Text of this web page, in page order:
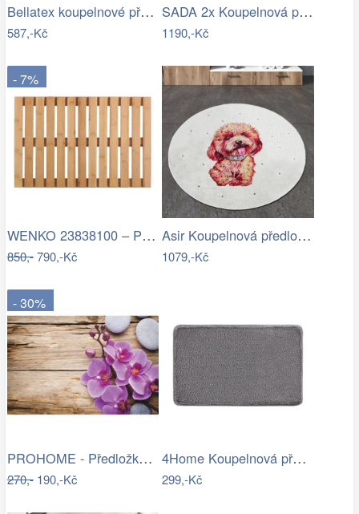
Bellatex koupelnové předložky…
587,-Kč
SADA 2x Koupelnová předložka LINO 60…
1190,-Kč
- 7%
WENKO 23838100 – Předložka 40x60 cm…
850,-790,-Kč
Asir Koupelnová předložka Terrier, Ø…
1079,-Kč
- 30%
PROHOME - Předložka koupelnová 45x70cm…
270,-190,-Kč
4Home Koupelnová předložka Comfort, 40…
299,-Kč